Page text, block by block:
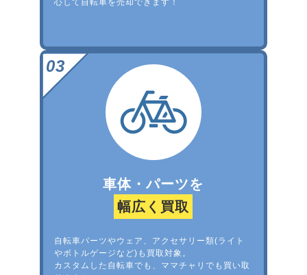
心して自転車を売却できます！
車体・パーツを
幅広く買取
自転車パーツやウェア、アクセサリー類(ライト
やボトルゲージなど)も買取対象。
カスタムした自転車でも、ママチャリでも買い取